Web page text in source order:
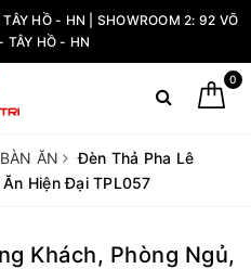
HỒ - HN | SHOWROOM 2: 92 VÕ
TÂY HỒ - HN
0
ĂN
Đèn Thả Pha Lê
Hiện Đại TPL057
Khách, Phòng Ngủ,